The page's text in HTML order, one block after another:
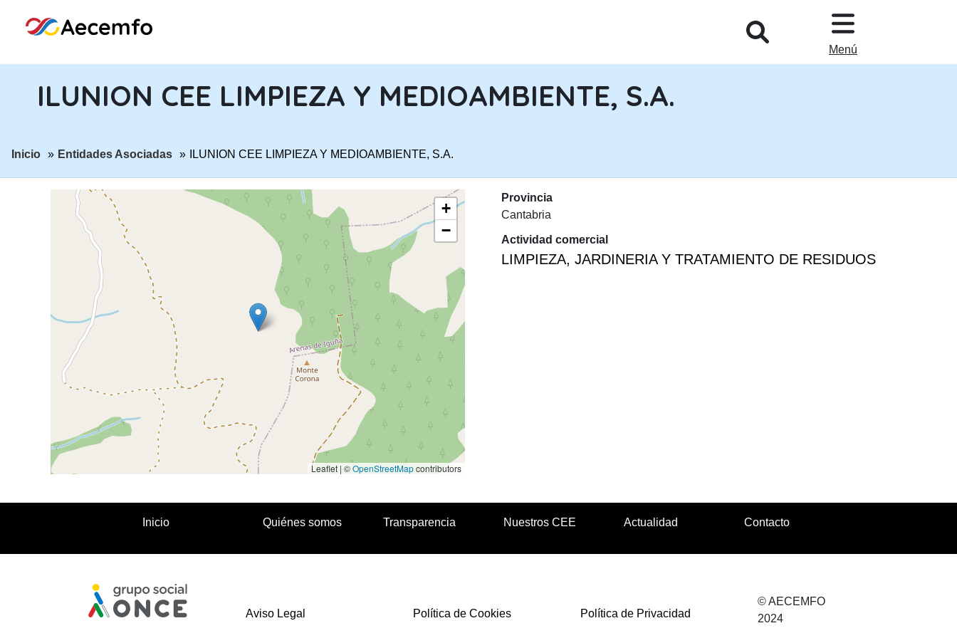
Menú
ILUNION CEE LIMPIEZA Y MEDIOAMBIENTE, S.A.
ir a página:
Inicio ir a página:
Entidades Asociadas ILUNION CEE LIMPIEZA Y MEDIOAMBIENTE, S.A.
+
−
Leaflet | ©OpenStreetMapcontributors
Provincia
Cantabria
Actividad comercial
LIMPIEZA, JARDINERIA Y TRATAMIENTO DE RESIDUOS
Inicio Quiénes somos Transparencia Nuestros CEE Actualidad Contacto
Aviso Legal Política de Cookies Política de Privacidad
© AECEMFO
2024